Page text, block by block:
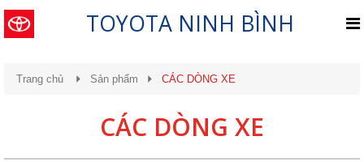
TOYOTA NINH BÌNH
Trang chủ Sản phẩm CÁC DÒNG XE
CÁC DÒNG XE